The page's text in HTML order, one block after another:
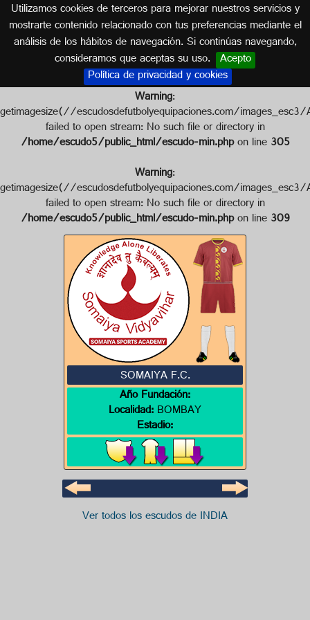
Utilizamos cookies de terceros para mejorar nuestros servicios y
mostrarte contenido relacionado con tus preferencias mediante el
análisis de los hábitos de navegación. Si continúas navegando,
consideramos que aceptas su uso. Acepto
Política de privacidad y cookies
Escudo de SOMAIYA F.C.
INDIA
Warning:
getimagesize(//escudosdefutbolyequipaciones.com/
failed to open stream: No such file or directory in
/home/escudo5/public_html/escudo-min.phpon line305
Warning:
getimagesize(//escudosdefutbolyequipaciones.com/
failed to open stream: No such file or directory in
/home/escudo5/public_html/escudo-min.phpon line309
SOMAIYA F.C.
Año Fundación:
Localidad:BOMBAY
Estadio:
Ver todos los escudos de INDIA